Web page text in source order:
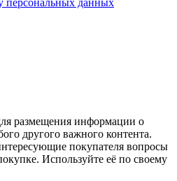
персональных данных
размещения информации о
другого важного контента.
покупателя вопросы
Используйте её по своему